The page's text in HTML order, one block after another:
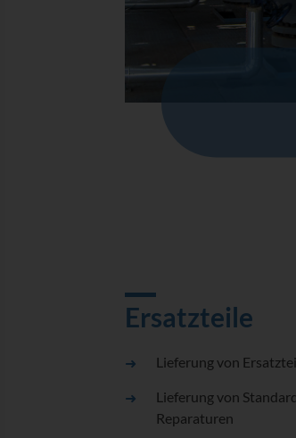
Ersatzteile
Lieferung von
Lieferung von
Reparaturen